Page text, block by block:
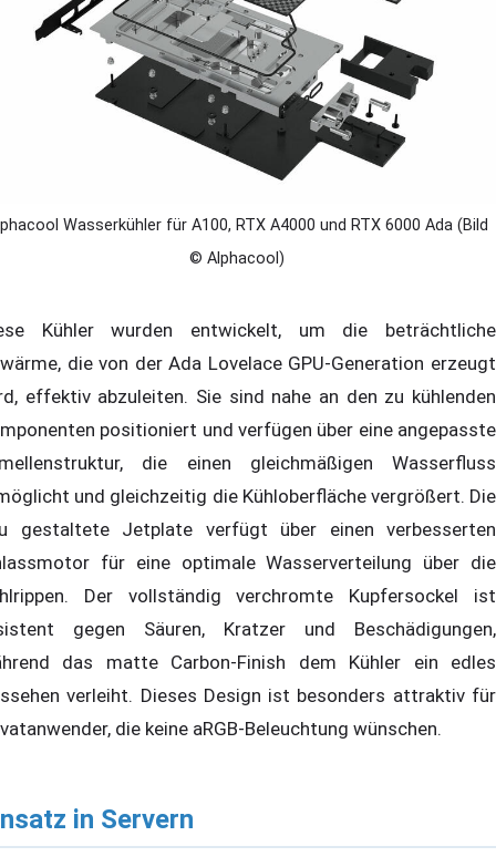
Wasserkühler für A100, RTX A4000 und RTX 6000 Ada (Bild
© Alphacool)
Kühler wurden entwickelt, um die beträchtliche
die von der Ada Lovelace GPU-Generation erzeugt
effektiv abzuleiten. Sie sind nahe an den zu kühlenden
positioniert und verfügen über eine angepasste
die einen gleichmäßigen Wasserfluss
und gleichzeitig die Kühloberfläche vergrößert. Die
gestaltete Jetplate verfügt über einen verbesserten
für eine optimale Wasserverteilung über die
Der vollständig verchromte Kupfersockel ist
gegen Säuren, Kratzer und Beschädigungen,
das matte Carbon-Finish dem Kühler ein edles
verleiht. Dieses Design ist besonders attraktiv für
die keine aRGB-Beleuchtung wünschen.
in Servern